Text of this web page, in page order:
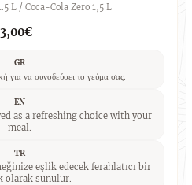
L / Coca-Cola Zero 1,5 L
3,00€
GR
για να συνοδεύσει το γεύμα σας.
EN
as a refreshing choice with your
meal.
TR
eşlik edecek ferahlatıcı bir
olarak sunulur.